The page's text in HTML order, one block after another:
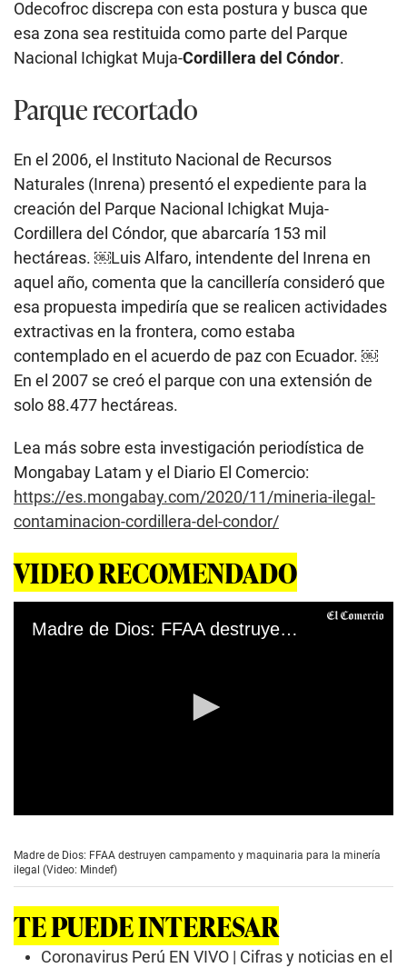
Odecofroc discrepa con esta postura y busca que
esa zona sea restituida como parte del Parque
Nacional Ichigkat Muja-Cordillera del Cóndor.
Parque recortado
En el 2006, el Instituto Nacional de Recursos
Naturales (Inrena) presentó el expediente para la
creación del Parque Nacional Ichigkat Muja-
Cordillera del Cóndor, que abarcaría 153 mil
hectáreas. ￼Luis Alfaro, intendente del Inrena en
aquel año, comenta que la cancillería consideró que
esa propuesta impediría que se realicen actividades
extractivas en la frontera, como estaba
contemplado en el acuerdo de paz con Ecuador. ￼
En el 2007 se creó el parque con una extensión de
solo 88.477 hectáreas.
Lea más sobre esta investigación periodística de
Mongabay Latam y el Diario El Comercio:
https://es.mongabay.com/2020/11/mineria-ilegal-
contaminacion-cordillera-del-condor/
VIDEO RECOMENDADO
Madre de Dios: FFAA destruyen campamento y maquinaria para la minería ilegal (Video: Mindef)
e
c
d
s
o
Madre de Dios: FFAA destruyen campamento y maquinaria para la minería
ilegal (Video: Mindef)
TE PUEDE INTERESAR
Coronavirus Perú EN VIVO | Cifras y noticias en el